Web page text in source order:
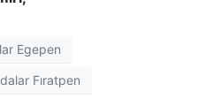
Egepen
Fıratpen